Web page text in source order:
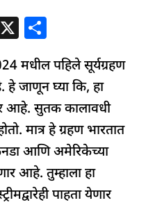
X
ar
e
मधील पहिले सूर्यग्रहण
जाणून घ्या कि, हा
आहे. सुतक कालावधी
मात्र हे ग्रहण भारतात
आणि अमेरिकेच्या
आहे. तुम्हाला हा
पाहता येणार